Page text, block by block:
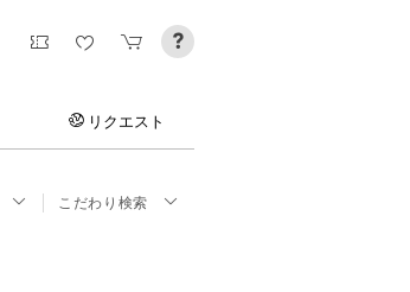
リクエスト
こだわり検索